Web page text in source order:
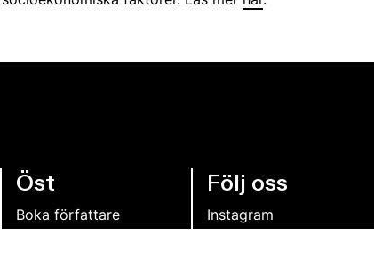
Öst
Boka författare
Följ oss
Instagram